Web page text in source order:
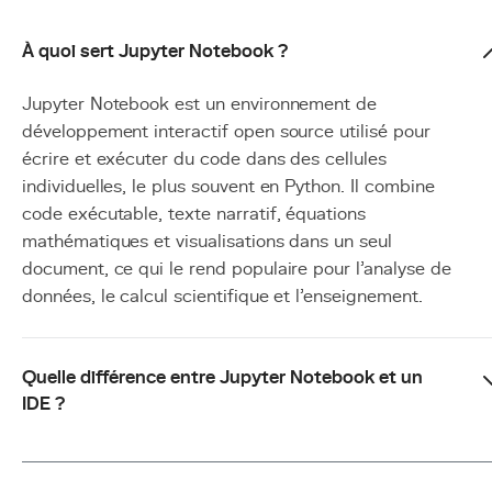
À quoi sert Jupyter Notebook ?
Jupyter Notebook est un environnement de
développement interactif open source utilisé pour
écrire et exécuter du code dans des cellules
individuelles, le plus souvent en Python. Il combine
code exécutable, texte narratif, équations
mathématiques et visualisations dans un seul
document, ce qui le rend populaire pour l'analyse de
données, le calcul scientifique et l'enseignement.
Quelle différence entre Jupyter Notebook et un
IDE ?